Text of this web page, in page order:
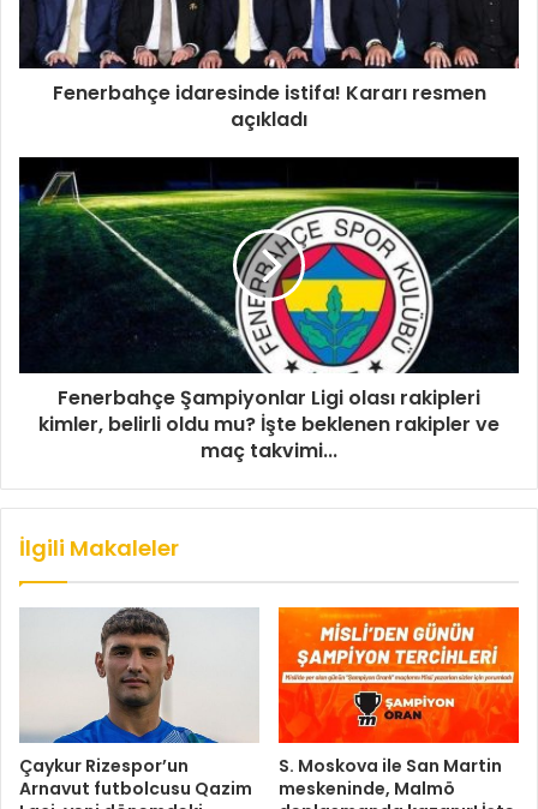
Fenerbahçe idaresinde istifa! Kararı resmen
açıkladı
Fenerbahçe Şampiyonlar Ligi olası rakipleri
kimler, belirli oldu mu? İşte beklenen rakipler ve
maç takvimi...
İlgili Makaleler
Çaykur Rizespor’un
Arnavut futbolcusu Qazim
S. Moskova ile San Martin
meskeninde, Malmö